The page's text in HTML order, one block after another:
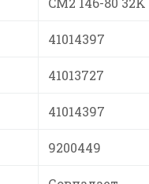
41014397
41013727
41014397
9200449